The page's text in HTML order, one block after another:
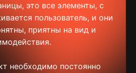
это все элементы, с
пользователь, и они
приятны на вид и
необходимо постоянно